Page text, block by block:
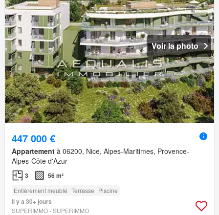
Voir la photo
447 000 €
Appartement à 06200, Nice, Alpes-Maritimes, Provence-
Alpes-Côte d'Azur
3 56 m²
Entièrement meublé Terrasse Piscine
Il y a 30+ jours
SUPERIMMO - SUPERIMMO